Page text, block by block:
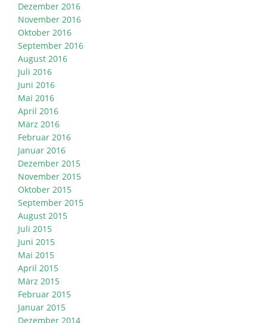
Dezember 2016
November 2016
Oktober 2016
September 2016
August 2016
Juli 2016
Juni 2016
Mai 2016
April 2016
März 2016
Februar 2016
Januar 2016
Dezember 2015
November 2015
Oktober 2015
September 2015
August 2015
Juli 2015
Juni 2015
Mai 2015
April 2015
März 2015
Februar 2015
Januar 2015
Dezember 2014